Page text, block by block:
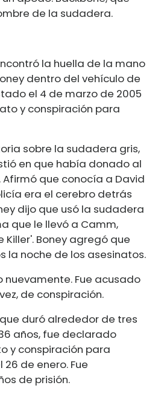
de la sudadera.
la huella de la mano
dentro del vehículo de
el 4 de marzo de 2005
y conspiración para
sobre la sudadera gris,
en que había donado al
Afirmó que conocía a David
era el cerebro detrás
dijo que usó la sudadera
que le llevó a Camm,
Killer'. Boney agregó que
la noche de los asesinatos.
Fue acusado
de conspiración.
duró alrededor de tres
años, fue declarado
y conspiración para
de enero. Fue
de prisión.